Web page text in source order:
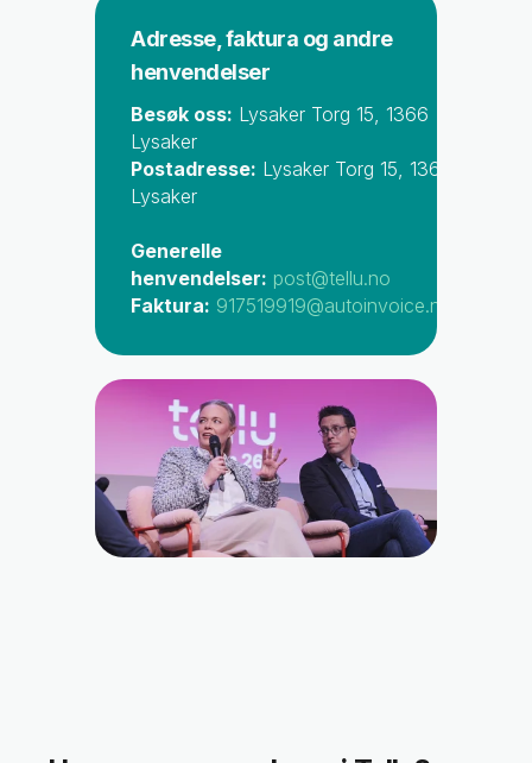
Adresse, faktura og andre
henvendelser
Besøk oss: Lysaker Torg 15, 1366
Lysaker
Postadresse: Lysaker Torg 15, 1366
Lysaker
Generelle
henvendelser: post@tellu.no
Faktura: 917519919@autoinvoice.no